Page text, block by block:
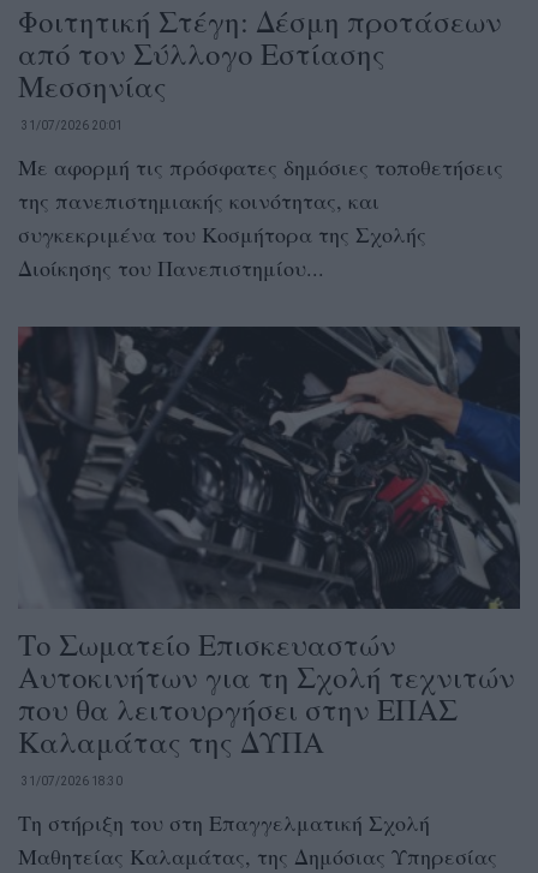
Φοιτητική Στέγη: Δέσμη προτάσεων
από τον Σύλλογο Εστίασης
Μεσσηνίας
31/07/2026 20:01
Με αφορμή τις πρόσφατες δημόσιες τοποθετήσεις
της πανεπιστημιακής κοινότητας, και
συγκεκριμένα του Κοσμήτορα της Σχολής
Διοίκησης του Πανεπιστημίου...
Το Σωματείο Επισκευαστών
Αυτοκινήτων για τη Σχολή τεχνιτών
που θα λειτουργήσει στην ΕΠΑΣ
Καλαμάτας της ΔΥΠΑ
31/07/2026 18:30
Τη στήριξη του στη Επαγγελματική Σχολή
Μαθητείας Καλαμάτας, της Δημόσιας Υπηρεσίας